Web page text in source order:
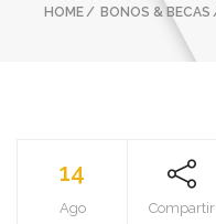
HOME BONOS & BECAS
14
Ago Compartir